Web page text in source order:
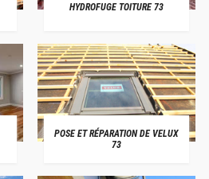
HYDROFUGE TOITURE 73
POSE ET RÉPARATION DE VELUX
73